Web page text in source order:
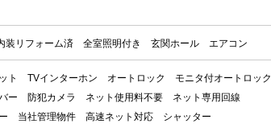
装リフォーム済 全室照明付き 玄関ホール エアコン
ト TVインターホン オートロック
モニタ付オートロック
ー 防犯カメラ ネット使用料不要
ネット専用回線
当社管理物件 高速ネット対応 シャッター